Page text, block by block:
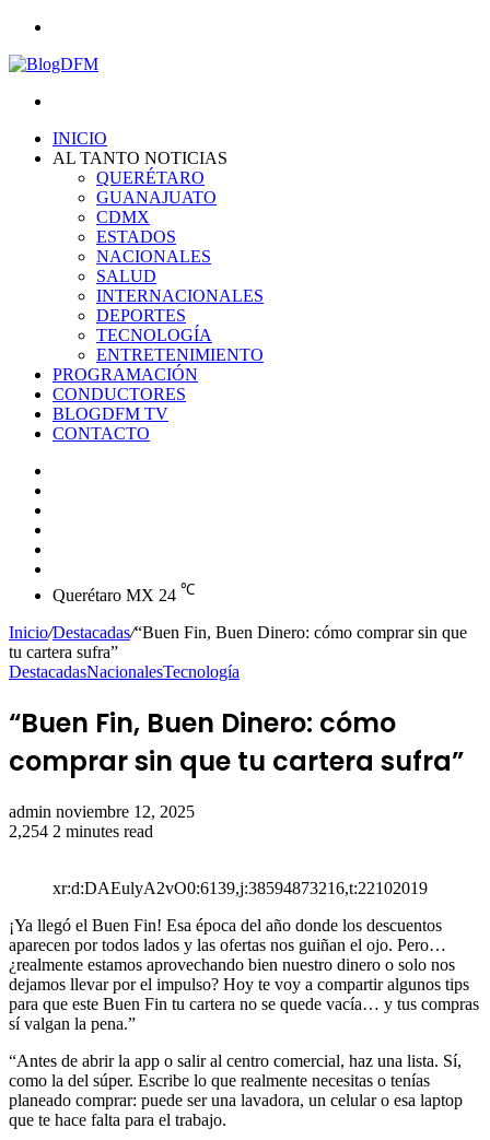
INICIO
AL TANTO NOTICIAS
QUERÉTARO
GUANAJUATO
CDMX
ESTADOS
NACIONALES
SALUD
INTERNACIONALES
DEPORTES
TECNOLOGÍA
ENTRETENIMIENTO
PROGRAMACIÓN
CONDUCTORES
BLOGDFM TV
CONTACTO
Querétaro MX 24 ℃
Inicio/Destacadas/“Buen Fin, Buen Dinero: cómo comprar sin que
tu cartera sufra”
DestacadasNacionalesTecnología
“Buen Fin, Buen Dinero: cómo
comprar sin que tu cartera sufra”
admin Send
an
noviembre 12, 2025
2,254 2 minutes read
xr:d:DAEulyA2vO0:6139,j:38594873216,t:22102019
¡Ya llegó el Buen Fin! Esa época del año donde los descuentos
aparecen por todos lados y las ofertas nos guiñan el ojo. Pero…
¿realmente estamos aprovechando bien nuestro dinero o solo nos
dejamos llevar por el impulso? Hoy te voy a compartir algunos tips
para que este Buen Fin tu cartera no se quede vacía… y tus compras
sí valgan la pena.”
“Antes de abrir la app o salir al centro comercial, haz una lista. Sí,
como la del súper. Escribe lo que realmente necesitas o tenías
planeado comprar: puede ser una lavadora, un celular o esa laptop
que te hace falta para el trabajo.